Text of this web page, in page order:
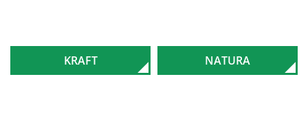
KRAFT NATURA